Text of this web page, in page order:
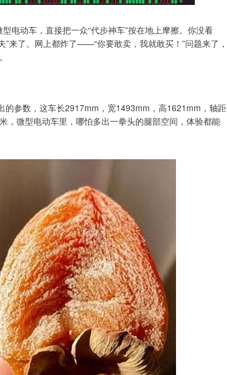
电动车，直接把一众“代步神车”按在地上摩擦。你没看
来了。网上都炸了——“你要敢卖，我就敢买！”问题来了，
的参数，这车长2917mm，宽1493mm，高1621mm，轴距
，微型电动车里，哪怕多出一拳头的腿部空间，体验都能